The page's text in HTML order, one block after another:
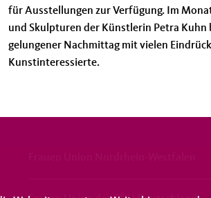
für Ausstellungen zur Verfügung. Im
und Skulpturen der Künstlerin Petra Kuhn
gelungener Nachmittag mit vielen
Kunstinteressierte.